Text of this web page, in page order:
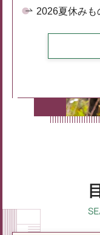
2026夏休み